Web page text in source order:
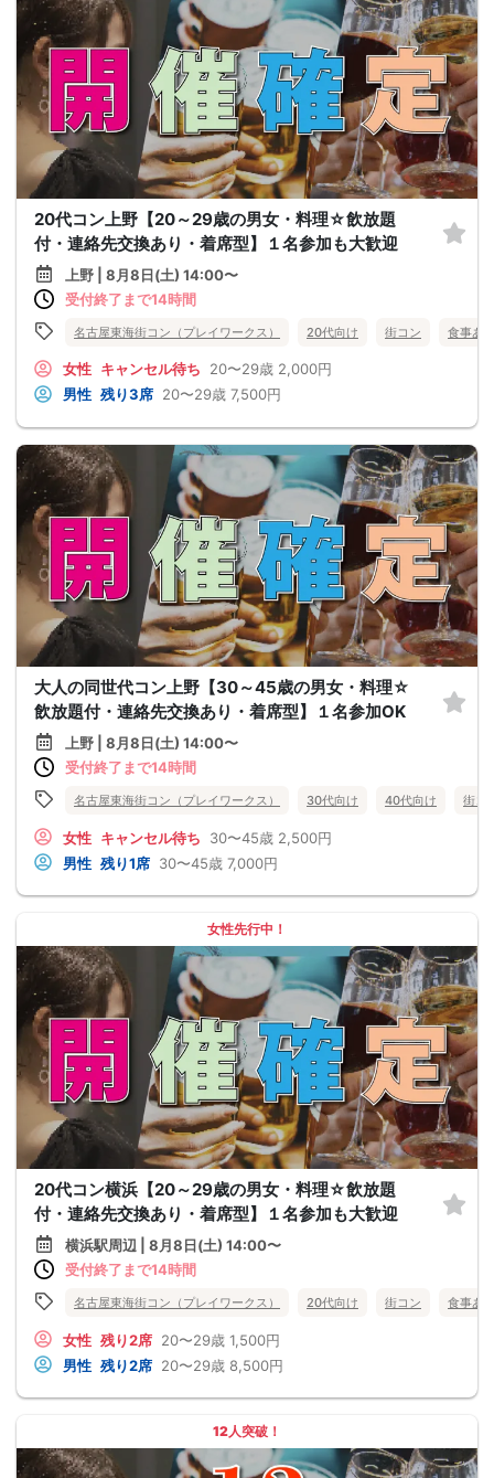
20代コン上野【20～29歳の男女・料理☆飲放題
付・連絡先交換あり・着席型】１名参加も大歓迎
上野 | 8月8日(土) 14:00〜
受付終了まで14時間
名古屋東海街コン（プレイワークス） 20代向け 街コン 食事あ
女性 キャンセル待ち 20〜29歳 2,000円
男性 残り3席 20〜29歳 7,500円
大人の同世代コン上野【30～45歳の男女・料理☆
飲放題付・連絡先交換あり・着席型】１名参加OK
上野 | 8月8日(土) 14:00〜
受付終了まで14時間
名古屋東海街コン（プレイワークス） 30代向け 40代向け 街コ
女性 キャンセル待ち 30〜45歳 2,500円
男性 残り1席 30〜45歳 7,000円
女性先行中！
20代コン横浜【20～29歳の男女・料理☆飲放題
付・連絡先交換あり・着席型】１名参加も大歓迎
横浜駅周辺 | 8月8日(土) 14:00〜
受付終了まで14時間
名古屋東海街コン（プレイワークス） 20代向け 街コン 食事あ
女性 残り2席 20〜29歳 1,500円
男性 残り2席 20〜29歳 8,500円
12人突破！